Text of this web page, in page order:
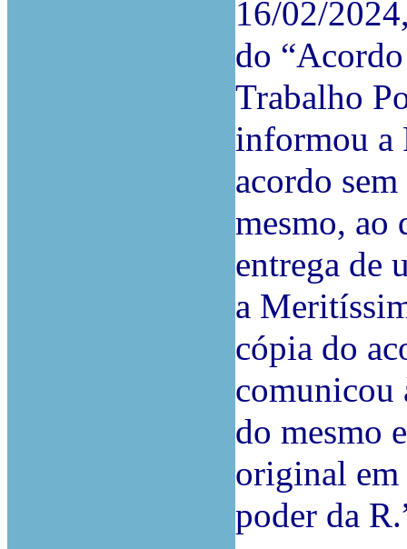
16/02/
do
Trabalho
informou a
acordo
mesmo, ao
entrega de
a
cópia do
comunicou
do mesmo
original
poder da